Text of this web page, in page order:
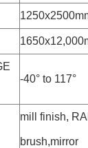
-40° to 117°
mill finish,
brush,mirror